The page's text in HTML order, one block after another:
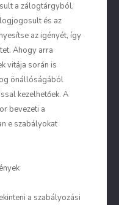
a zálogtárgyból,
és az
az igényét, így
Ahogy arra
vitája során is
önállóságából
kezelhetőek. A
bevezeti a
e szabályokat
a szabályozási